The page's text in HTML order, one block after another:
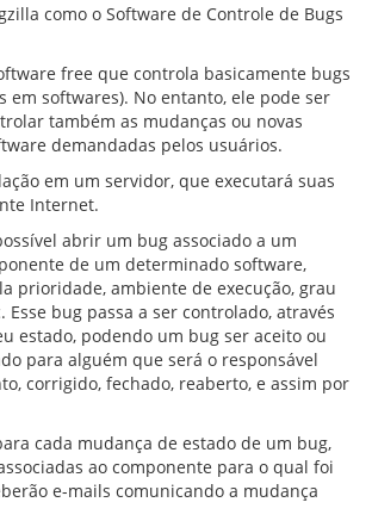
como o Software de Controle de Bugs
free que controla basicamente bugs
em softwares). No entanto, ele pode ser
também as mudanças ou novas
demandadas pelos usuários.
em um servidor, que executará suas
Internet.
abrir um bug associado a um
de um determinado software,
prioridade, ambiente de execução, grau
Esse bug passa a ser controlado, através
estado, podendo um bug ser aceito ou
para alguém que será o responsável
corrigido, fechado, reaberto, e assim por
cada mudança de estado de um bug,
ao componente para o qual foi
e-mails comunicando a mudança